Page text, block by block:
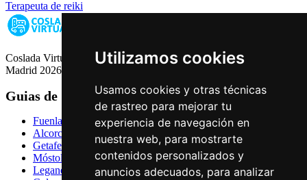
Utilizamos cookies
Usamos cookies y otras técnicas
de rastreo para mejorar tu
experiencia de navegación en
nuestra web, para mostrarte
contenidos personalizados y
anuncios adecuados, para analizar
Terapeuta de reiki
Coslada Virtual: Guia de Empresas, Ocio y Servicios de Coslada,
Madrid 2026
Guias de Ciudades
Fuenlabrada
Alcorcón
Getafe
Móstoles
Leganés